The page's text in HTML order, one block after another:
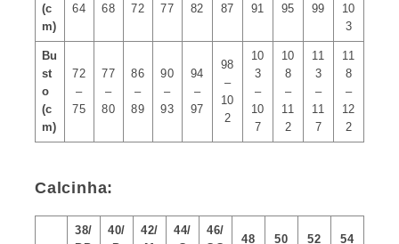
(c
m)
64
68
72
77
82
87
91
95
99
10
3
Bu
st
o
(c
m)
72
–
75
77
–
80
86
–
89
90
–
93
94
–
97
98
–
10
2
10
3
–
10
7
10
8
–
11
2
11
3
–
11
7
11
8
–
12
2
Calcinha:
38/
40/
42/
44/
46/
48 50 52 54